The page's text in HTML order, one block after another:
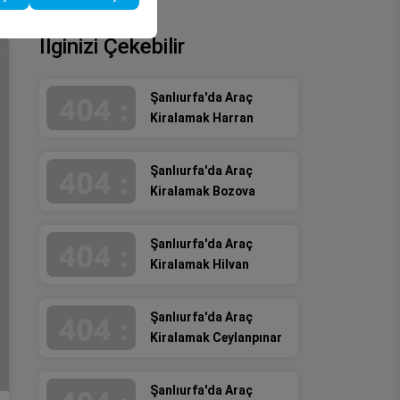
İlginizi Çekebilir
Şanlıurfa'da Araç
Kiralamak Harran
Şanlıurfa'da Araç
Kiralamak Bozova
Şanlıurfa'da Araç
Kiralamak Hilvan
Şanlıurfa'da Araç
Kiralamak Ceylanpınar
Şanlıurfa'da Araç